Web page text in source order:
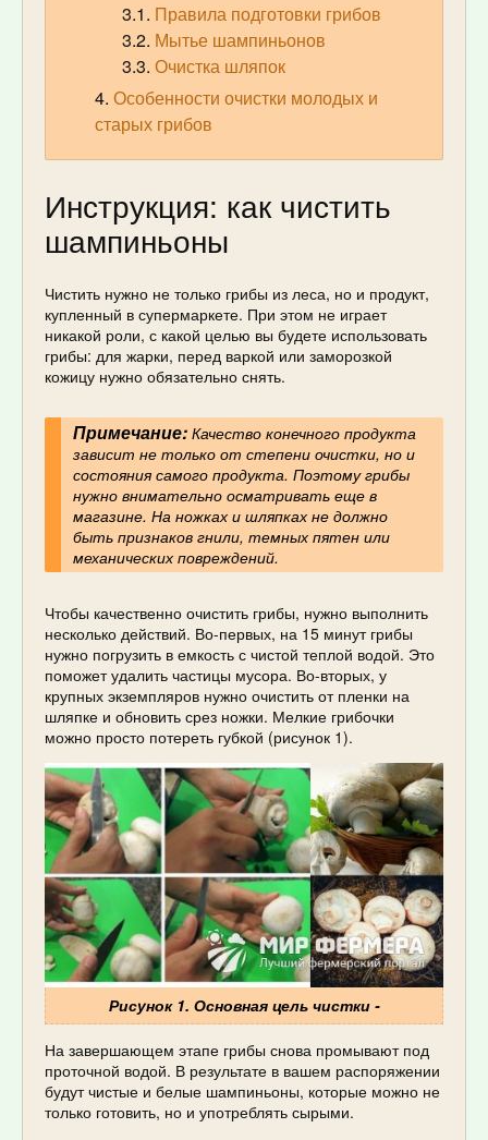
Правила подготовки грибов
Мытье шампиньонов
Очистка шляпок
Особенности очистки молодых и
старых грибов
Инструкция: как чистить
шампиньоны
Чистить нужно не только грибы из леса, но и продукт,
купленный в супермаркете. При этом не играет
никакой роли, с какой целью вы будете использовать
грибы: для жарки, перед варкой или заморозкой
кожицу нужно обязательно снять.
Примечание:Качество конечного продукта
зависит не только от степени очистки, но и
состояния самого продукта. Поэтому грибы
нужно внимательно осматривать еще в
магазине. На ножках и шляпках не должно
быть признаков гнили, темных пятен или
механических повреждений.
Чтобы качественно очистить грибы, нужно выполнить
несколько действий. Во-первых, на 15 минут грибы
нужно погрузить в емкость с чистой теплой водой. Это
поможет удалить частицы мусора. Во-вторых, у
крупных экземпляров нужно очистить от пленки на
шляпке и обновить срез ножки. Мелкие грибочки
можно просто потереть губкой (рисунок 1).
Рисунок 1. Основная цель чистки -
На завершающем этапе грибы снова промывают под
проточной водой. В результате в вашем распоряжении
будут чистые и белые шампиньоны, которые можно не
только готовить, но и употреблять сырыми.